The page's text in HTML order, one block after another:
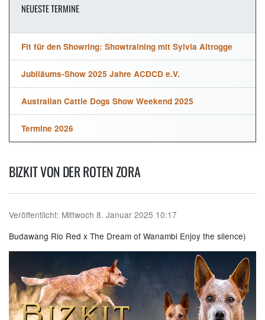
NEUESTE TERMINE
Fit für den Showring: Showtraining mit Sylvia Altrogge
Jubiläums-Show 2025 Jahre ACDCD e.V.
Australian Cattle Dogs Show Weekend 2025
Termine 2026
BIZKIT VON DER ROTEN ZORA
Veröffentlicht: Mittwoch 8. Januar 2025 10:17
Budawang Rio Red x The Dream of Wanambi Enjoy the silence)